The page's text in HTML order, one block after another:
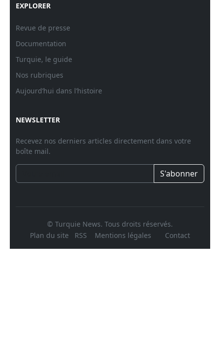
EXPLORER
Revue de presse
Documentation
Turquie, le guide
Nos rubriques
Aujourd’hui dans l’histoire
NEWSLETTER
Recevez nos derniers articles directement dans votre
boîte mail.
S'abonner
© Turquie News. Tous droits réservés.
Plan du site
RSS Mentions légales Contact